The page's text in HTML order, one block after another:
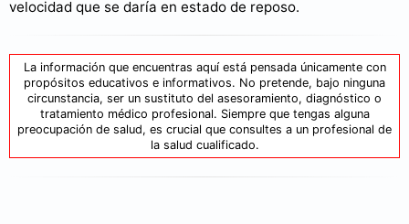
velocidad que se daría en estado de reposo.
La información que encuentras aquí está pensada únicamente con
propósitos educativos e informativos. No pretende, bajo ninguna
circunstancia, ser un sustituto del asesoramiento, diagnóstico o
tratamiento médico profesional. Siempre que tengas alguna
preocupación de salud, es crucial que consultes a un profesional de
la salud cualificado.